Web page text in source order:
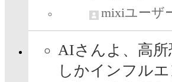
mixiユーザ
AIさんよ、高所
しかインフル